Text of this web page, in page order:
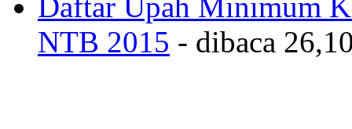
NTB 2015 - dibaca